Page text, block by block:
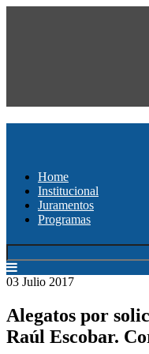
Home
Institucional
Juramentos
Programas
03 Julio 2017
Alegatos por
Raúl Escobar.